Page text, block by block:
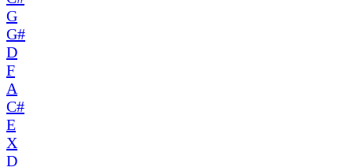
G
G#
D
F
A
C#
E
X
D